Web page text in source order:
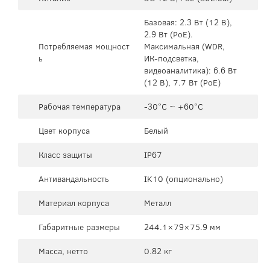
Потребляемая мощност
ь
Базовая: 2.3 Вт (12 В),
2.9 Вт (PoE).
Максимальная (WDR,
ИК-подсветка,
видеоаналитика): 6.6 Вт
(12 В), 7.7 Вт (PoE)
Рабочая температура
-30°C ~ +60°C
Цвет корпуса
Белый
Класс защиты
IP67
Антивандальность
IK10 (опционально)
Материал корпуса
Металл
Габаритные размеры
244.1×79×75.9 мм
Масса, нетто
0.82 кг